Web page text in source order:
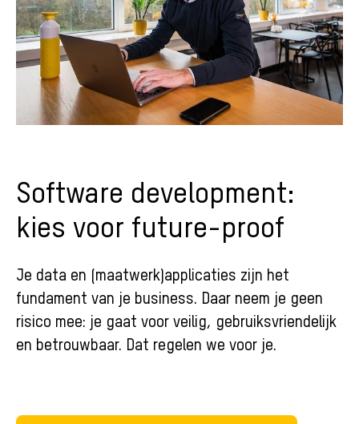
Software development:
kies voor future-proof
Je data en (maatwerk)applicaties zijn het
fundament van je business. Daar neem je geen
risico mee: je gaat voor veilig, gebruiksvriendelijk
en betrouwbaar. Dat regelen we voor je.